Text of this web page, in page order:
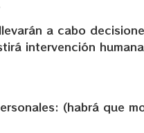
a cabo
intervención
(habrá que